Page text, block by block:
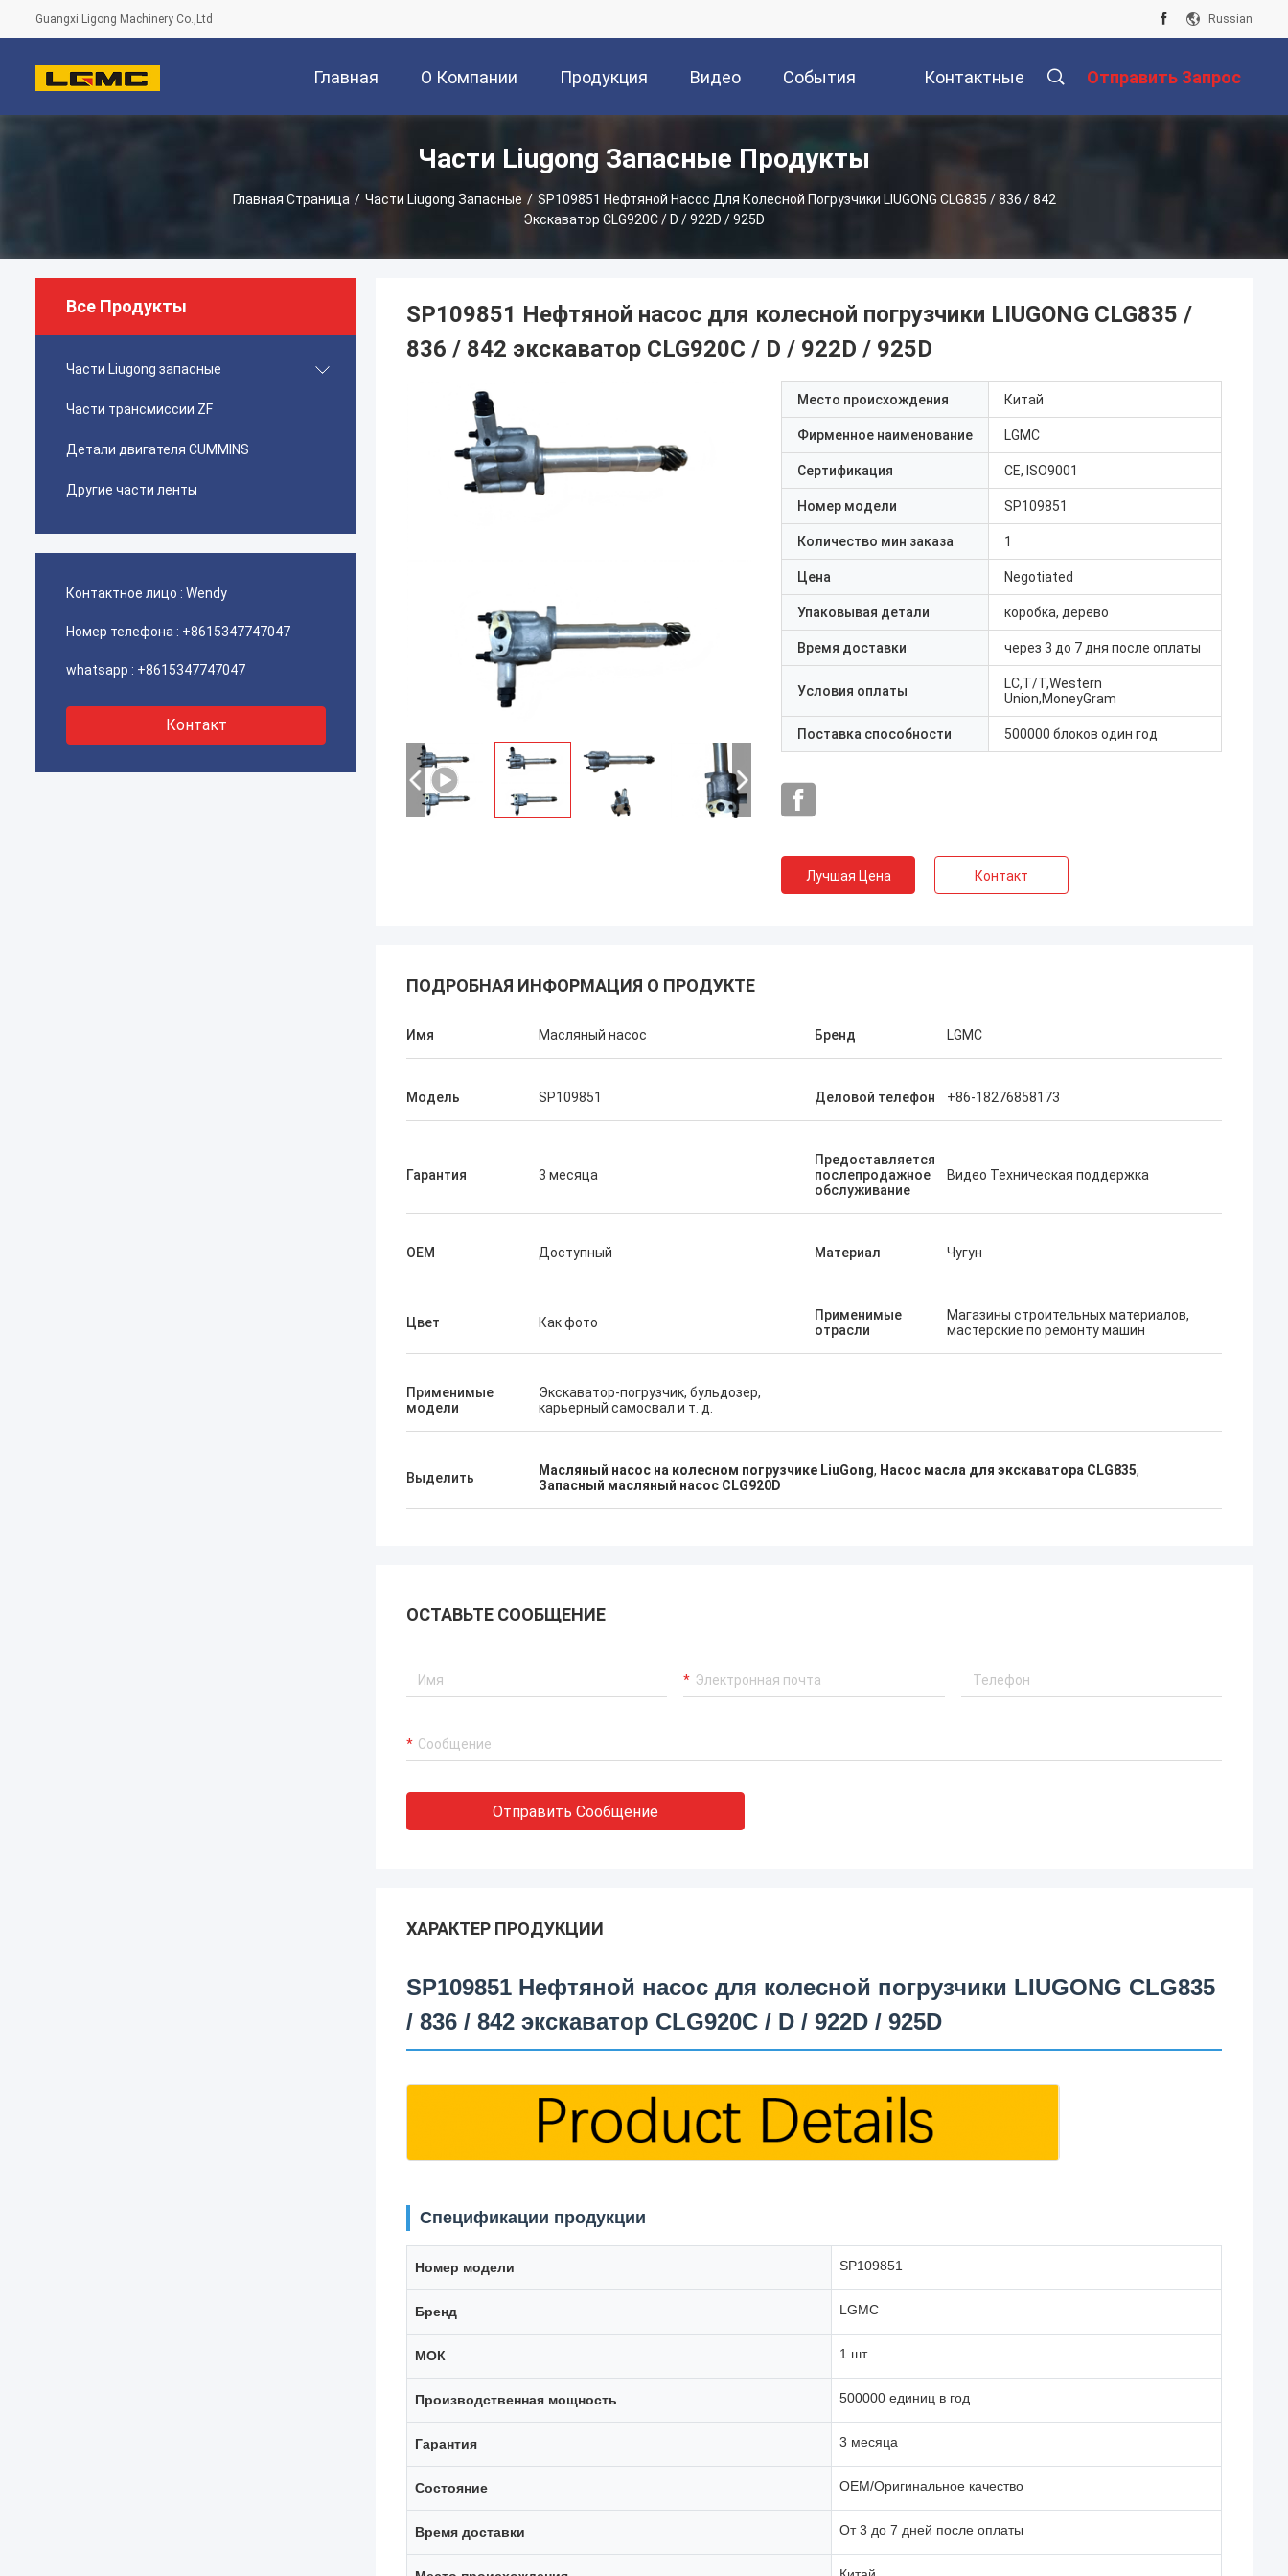
Guangxi Ligong Machinery Co.,Ltd Russian
Главная О Компании Продукция Видео События Контактные Отправить Запрос
Части Liugong Запасные Продукты
Главная Страница / Части Liugong Запасные / SP109851 Нефтяной Насос Для Колесной Погрузчики LIUGONG CLG835 / 836 / 842
Экскаватор CLG920C / D / 922D / 925D
Все Продукты
Части Liugong запасные
Части трансмиссии ZF
Детали двигателя CUMMINS
Другие части ленты
Контактное лицо : Wendy
Номер телефона : +8615347747047
whatsapp : +8615347747047
Контакт
SP109851 Нефтяной насос для колесной погрузчики LIUGONG CLG835 /
836 / 842 экскаватор CLG920C / D / 922D / 925D
Место происхождения Китай
Фирменное наименование LGMC
Сертификация CE, ISO9001
Номер модели SP109851
Количество мин заказа 1
Цена Negotiated
Упаковывая детали коробка, дерево
Время доставки через 3 до 7 дня после оплаты
Условия оплаты
LC,T/T,Western
Union,MoneyGram
Поставка способности 500000 блоков один год
Лучшая Цена Контакт
ПОДРОБНАЯ ИНФОРМАЦИЯ О ПРОДУКТЕ
Имя Масляный насос Бренд LGMC
Модель SP109851 Деловой телефон +86-18276858173
Гарантия 3 месяца
Предоставляется
послепродажное
обслуживание
Видео Техническая поддержка
OEM Доступный Материал Чугун
Цвет Как фото
Применимые
отрасли
Магазины строительных материалов,
мастерские по ремонту машин
Применимые
модели
Экскаватор-погрузчик, бульдозер,
карьерный самосвал и т. д.
Выделить Масляный насос на колесном погрузчике LiuGong, Насос масла для экскаватора CLG835,
Запасный масляный насос CLG920D
ОСТАВЬТЕ СООБЩЕНИЕ
Отправить Сообщение
ХАРАКТЕР ПРОДУКЦИИ
SP109851 Нефтяной насос для колесной погрузчики LIUGONG CLG835
/ 836 / 842 экскаватор CLG920C / D / 922D / 925D
Спецификации продукции
Номер модели SP109851
Бренд LGMC
МОК 1 шт.
Производственная мощность 500000 единиц в год
Гарантия 3 месяца
Состояние OEM/Оригинальное качество
Время доставки От 3 до 7 дней после оплаты